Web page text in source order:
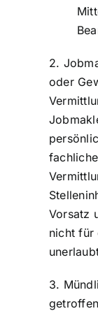
oder
Vorsatz
nicht für